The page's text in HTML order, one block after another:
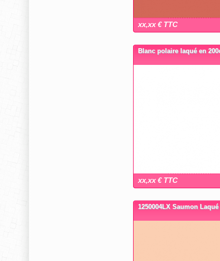
xx,xx € TTC
Blanc polaire laqué en
xx,xx € TTC
1250004LX Saumon Laqué